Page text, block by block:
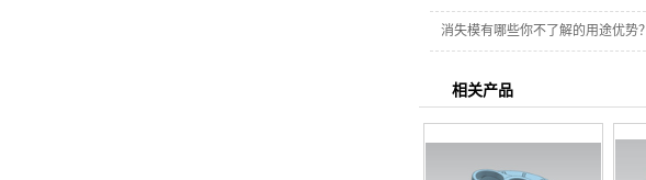
消失模有哪些你不了解的用途优势？
相关产品